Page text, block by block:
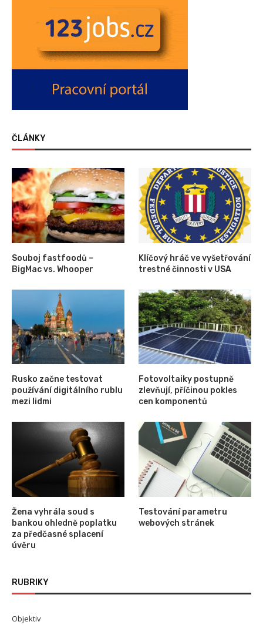
ČLÁNKY
Souboj fastfoodů –
BigMac vs. Whooper
Klíčový hráč ve vyšetřování
trestné činnosti v USA
Rusko začne testovat
používání digitálního rublu
mezi lidmi
Fotovoltaiky postupně
zlevňují, příčinou pokles
cen komponentů
Žena vyhrála soud s
bankou ohledně poplatku
za předčasné splacení
úvěru
Testování parametru
webových stránek
RUBRIKY
Objektiv